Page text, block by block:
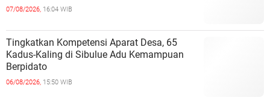
07/08/2026, 16:04 WIB
Tingkatkan Kompetensi Aparat Desa, 65
Kadus-Kaling di Sibulue Adu Kemampuan
Berpidato
06/08/2026, 15:50 WIB